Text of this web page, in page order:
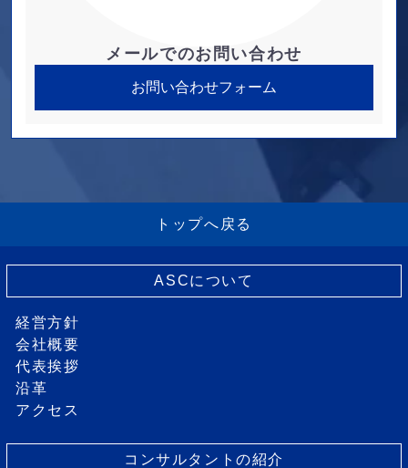
メールでのお問い合わせ
お問い合わせフォーム
トップへ戻る
ASCについて
経営方針
会社概要
代表挨拶
沿革
アクセス
コンサルタントの紹介